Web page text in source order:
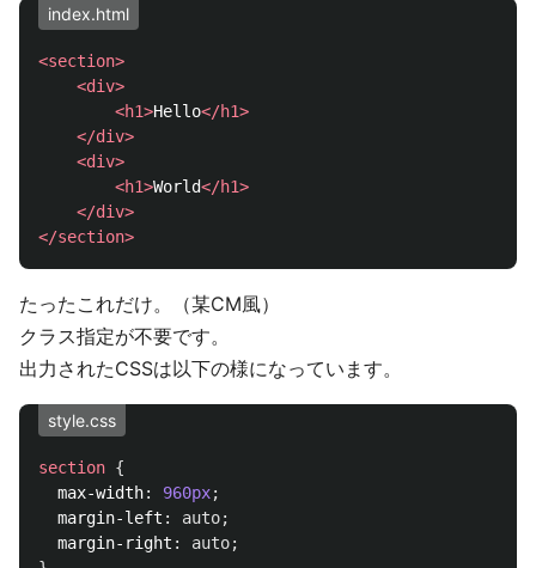
index.html
<section>
<div>
<h1>Hello</h1>
</div>
<div>
<h1>World</h1>
</div>
</section>
たったこれだけ。（某CM風）
クラス指定が不要です。
出力されたCSSは以下の様になっています。
style.css
section {
max-width: 960px;
margin-left : auto;
margin-right : auto;